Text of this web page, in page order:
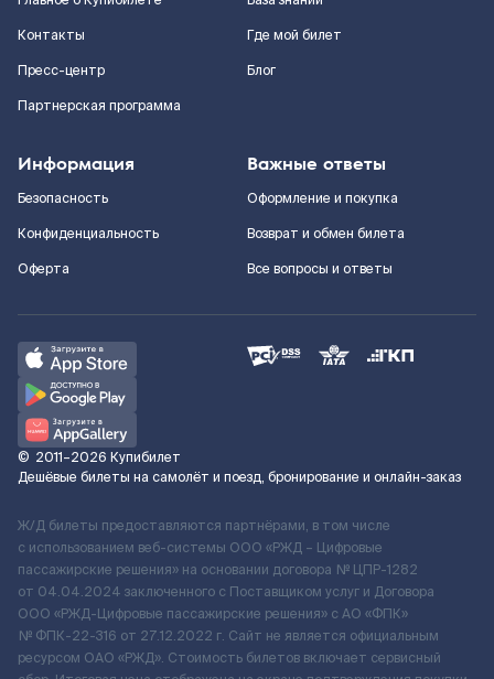
Контакты
Пресс-центр
Партнерская программа
Где мой билет
Блог
Информация
Безопасность
Конфиденциальность
Оферта
Важные ответы
Оформление и покупка
Возврат и обмен билета
Все вопросы и ответы
© 2011–2026 Купибилет
Дешёвые билеты на самолёт и поезд, бронирование и онлайн-заказ
Ж/Д билеты предоставляются партнёрами, в том числе
с использованием веб-системы ООО «РЖД – Цифровые
пассажирские решения» на основании договора № ЦПР-1282
от 04.04.2024 заключенного с Поставщиком услуг и Договора
ООО «РЖД-Цифровые пассажирские решения» c АО «ФПК»
№ ФПК-22-316 от 27.12.2022 г. Сайт не является официальным
ресурсом ОАО «РЖД». Стоимость билетов включает сервисный